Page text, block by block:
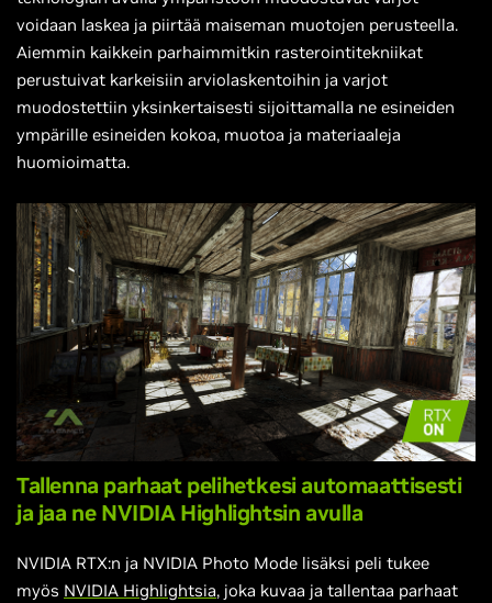
voidaan laskea ja piirtää maiseman muotojen perusteella.
Aiemmin kaikkein parhaimmitkin rasterointitekniikat
perustuivat karkeisiin arviolaskentoihin ja varjot
muodostettiin yksinkertaisesti sijoittamalla ne esineiden
ympärille esineiden kokoa, muotoa ja materiaaleja
huomioimatta.
Tallenna parhaat pelihetkesi automaattisesti
ja jaa ne NVIDIA Highlightsin avulla
NVIDIA RTX:n ja NVIDIA Photo Mode lisäksi peli tukee
myös NVIDIA Highlightsia, joka kuvaa ja tallentaa parhaat